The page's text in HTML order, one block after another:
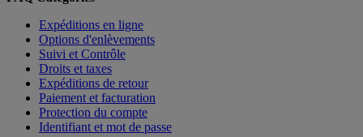
Expéditions en ligne
Options d'enlèvements
Suivi et Contrôle
Droits et taxes
Expéditions de retour
Paiement et facturation
Protection du compte
Identifiant et mot de passe